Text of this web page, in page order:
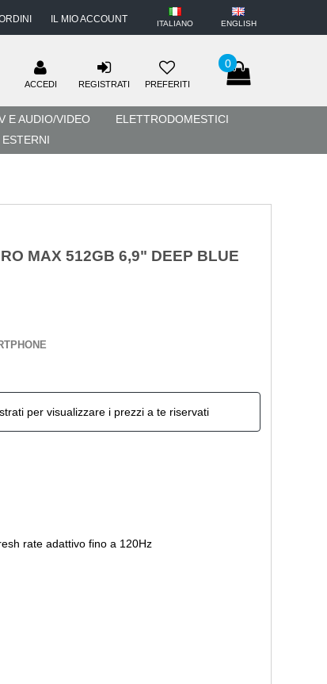
ITALIANO ENGLISH
IL MIO ACCOUNT
0
PREFERITI
REGISTRATI
ACCEDI
E AUDIO/VIDEO
ELETTRODOMESTICI
ESTERNI
MAX 512GB 6,9" DEEP BLUE
per visualizzare i prezzi a te riservati
rate adattivo fino a 120Hz